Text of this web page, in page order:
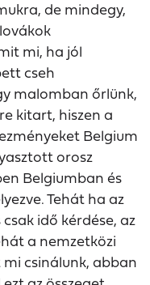
de mindegy,
mi, ha jól
cseh
malomban őrlünk,
kitart, hiszen a
Belgium
orosz
Belgiumban és
Tehát ha az
idő kérdése, az
a nemzetközi
csinálunk, abban